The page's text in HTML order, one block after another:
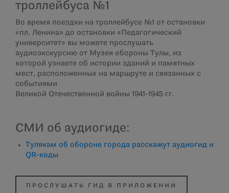
троллейбуса №1
Во время поездки на троллейбусе №1 от остановки
«пл. Ленина» до остановки «Педагогический
университет» вы можете прослушать
аудиоэкскурсию от Музея обороны Тулы, из
которой узнаете об истории зданий и памятных
мест, расположенных на маршруте и связанных с
событиями
Великой Отечественной войны 1941-1945 гг.
СМИ об аудиогиде:
Тулякам об обороне города расскажут аудиогид и
QR-коды
ПРОСЛУШАТЬ ГИД В ПРИЛОЖЕНИИ